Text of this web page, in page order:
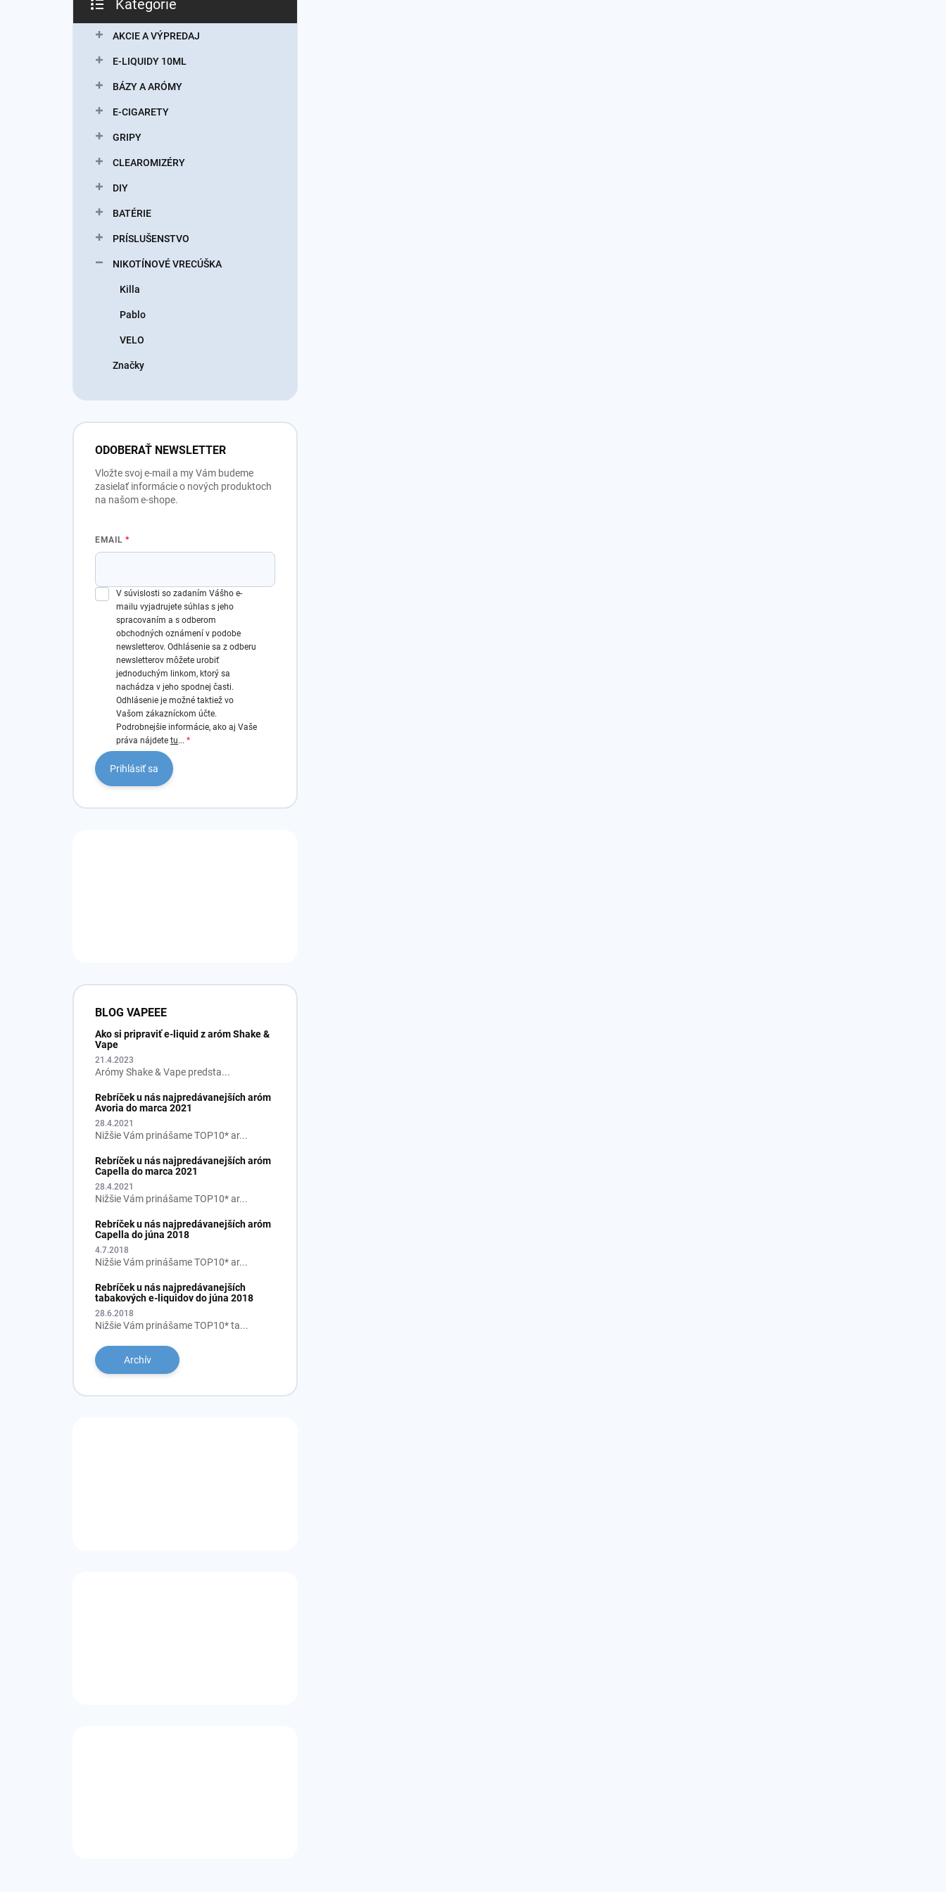
kategórie
Kategórie
AKCIE A VÝPREDAJ
E-LIQUIDY 10ML
BÁZY A ARÓMY
E-CIGARETY
GRIPY
CLEAROMIZÉRY
DIY
BATÉRIE
PRÍSLUŠENSTVO
NIKOTÍNOVÉ VRECÚŠKA
Killa
Pablo
VELO
Značky
ODOBERAŤ NEWSLETTER
Vložte svoj e-mail a my Vám budeme
zasielať informácie o nových produktoch
na našom e-shope.
EMAIL
V súvislosti so zadaním Vášho e-
mailu vyjadrujete súhlas s jeho
spracovaním a s odberom
obchodných oznámení v podobe
newsletterov. Odhlásenie sa z odberu
newsletterov môžete urobiť
jednoduchým linkom, ktorý sa
nachádza v jeho spodnej časti.
Odhlásenie je možné taktiež vo
Vašom zákazníckom účte.
Podrobnejšie informácie, ako aj Vaše
práva nájdete tu...
Prihlásiť sa
BLOG VAPEEE
Ako si pripraviť e-liquid z aróm Shake &
Vape
21.4.2023
Arómy Shake & Vape predsta...
Rebríček u nás najpredávanejších aróm
Avoria do marca 2021
28.4.2021
Nižšie Vám prinášame TOP10* ar...
Rebríček u nás najpredávanejších aróm
Capella do marca 2021
28.4.2021
Nižšie Vám prinášame TOP10* ar...
Rebríček u nás najpredávanejších aróm
Capella do júna 2018
4.7.2018
Nižšie Vám prinášame TOP10* ar...
Rebríček u nás najpredávanejších
tabakových e-liquidov do júna 2018
28.6.2018
Nižšie Vám prinášame TOP10* ta...
Archív